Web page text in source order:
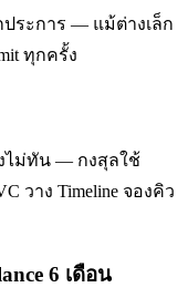
ประการ — แม้ต่างเล็ก
ทุกครั้ง
ไม่ทัน — กงสุลใช้
วาง Timeline จองคิว
6 เดือน